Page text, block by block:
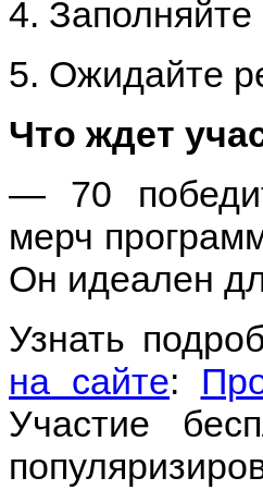
4.
5. Ожидайте
Что ждет
— 70
мерч
Он идеален
Узнать
на сайте:
Участие